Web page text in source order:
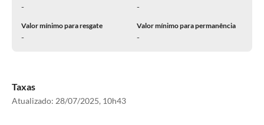
- -
Valor mínimo para resgate
-
Valor mínimo para permanência
-
Taxas
Atualizado: 28/07/2025, 10h43